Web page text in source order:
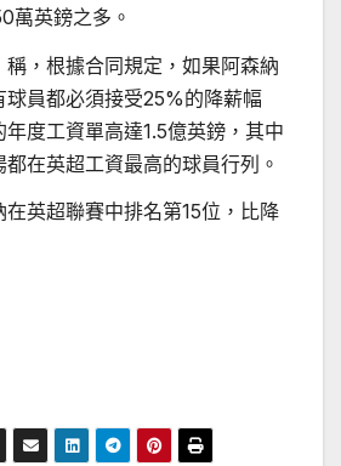
萬英鎊之多。
，根據合同規定，如果阿森納
球員都必須接受25%的降薪幅
度工資單高達1.5億英鎊，其中
在英超工資最高的球員行列。
英超聯賽中排名第15位，比降